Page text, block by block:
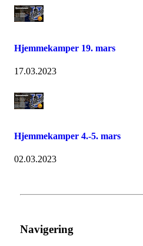
Hjemmekamper 19. mars
17.03.2023
Hjemmekamper 4.-5. mars
02.03.2023
Navigering